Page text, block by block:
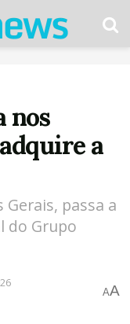
nos
a
passa a
do Grupo
AA